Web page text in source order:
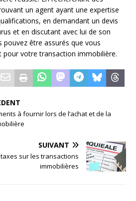
un agent ayant une expertise
en demandant un devis
et en discutant avec lui de son
pouvez être assurés que vous
pour votre transaction immobilière.
à fournir lors de l’achat et de la
SUIVANT
taxes sur les transactions
immobilières